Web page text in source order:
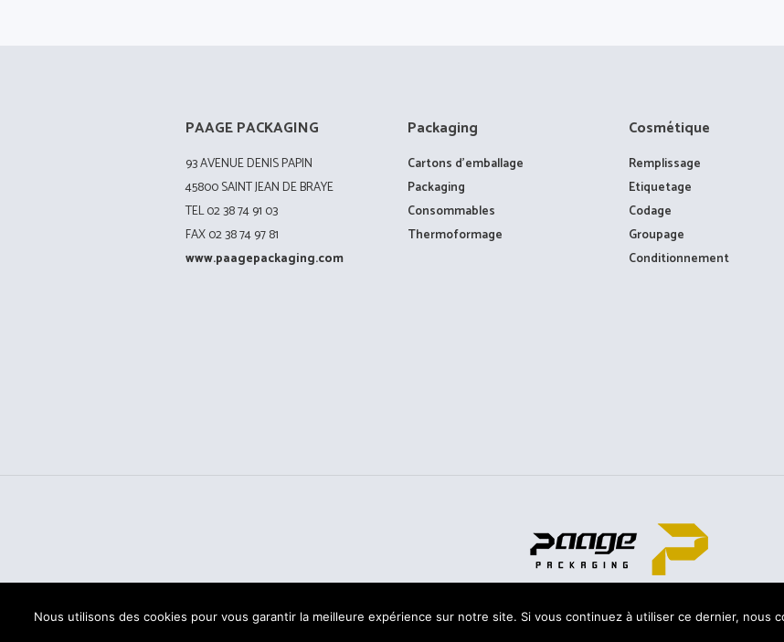
PAAGE PACKAGING
93 AVENUE DENIS PAPIN
45800 SAINT JEAN DE BRAYE
TEL 02 38 74 91 03
FAX 02 38 74 97 81
www.paagepackaging.com
Packaging
Cartons d’emballage
Packaging
Consommables
Thermoformage
Cosmétique
Remplissage
Etiquetage
Codage
Groupage
Conditionnement
Nous utilisons des cookies pour vous garantir la meilleure expérience sur notre site. Si vous continuez à utiliser ce dernier, nous